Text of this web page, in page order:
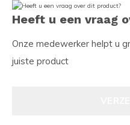
Heeft u een vraag
Onze medewerker helpt u
juiste product